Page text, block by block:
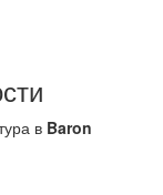
в Baron